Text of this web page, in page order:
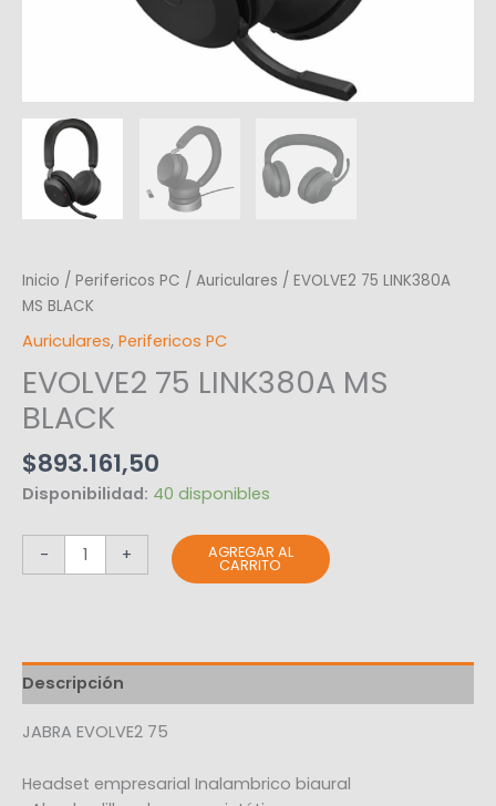
Inicio / Perifericos PC / Auriculares / EVOLVE2 75 LINK380A
MS BLACK
Auriculares, Perifericos PC
EVOLVE2 75 LINK380A MS
BLACK
$893.161,50
Disponibilidad: 40 disponibles
- + AGREGAR AL
CARRITO
Descripción
JABRA EVOLVE2 75
Headset empresarial Inalambrico biaural